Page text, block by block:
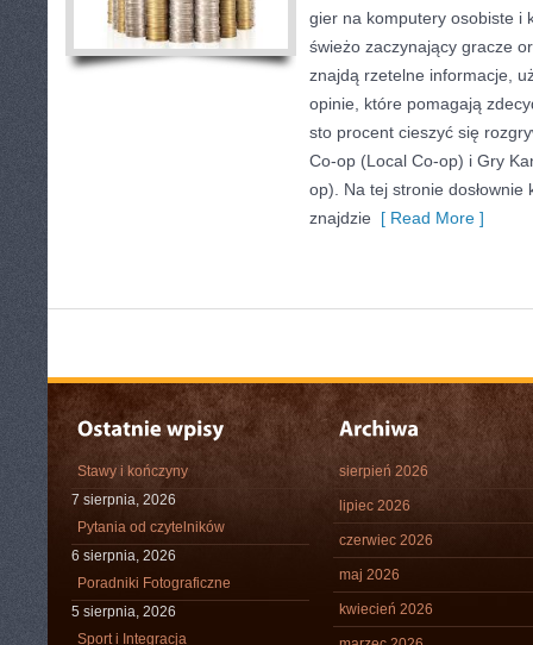
gier na komputery osobiste i
świeżo zaczynający gracze
znajdą rzetelne informacje,
opinie, które pomagają
sto procent cieszyć się
Co-op (Local Co-op) i Gry
op). Na tej stronie dosłownie
znajdzie [ Read More ]
Stawy i kończyny
7 sierpnia, 2026
Pytania od czytelników
6 sierpnia, 2026
Poradniki Fotograficzne
5 sierpnia, 2026
Sport i Integracja
sierpień 2026
lipiec 2026
czerwiec 2026
maj 2026
kwiecień 2026